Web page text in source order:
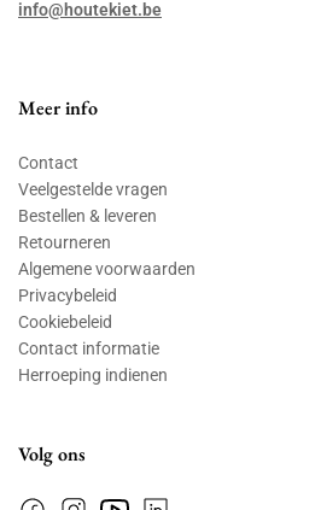
info@houtekiet.be
Meer info
Contact
Veelgestelde vragen
Bestellen & leveren
Retourneren
Algemene voorwaarden
Privacybeleid
Cookiebeleid
Contact informatie
Herroeping indienen
Volg ons